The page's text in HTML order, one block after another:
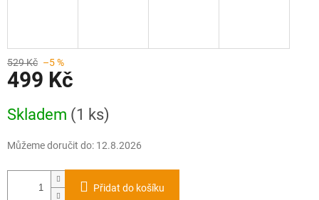
529 Kč –5 %
499 Kč
cena:
Skladem (1 ks)
Můžeme doručit do: 12.8.2026
Přidat do košíku